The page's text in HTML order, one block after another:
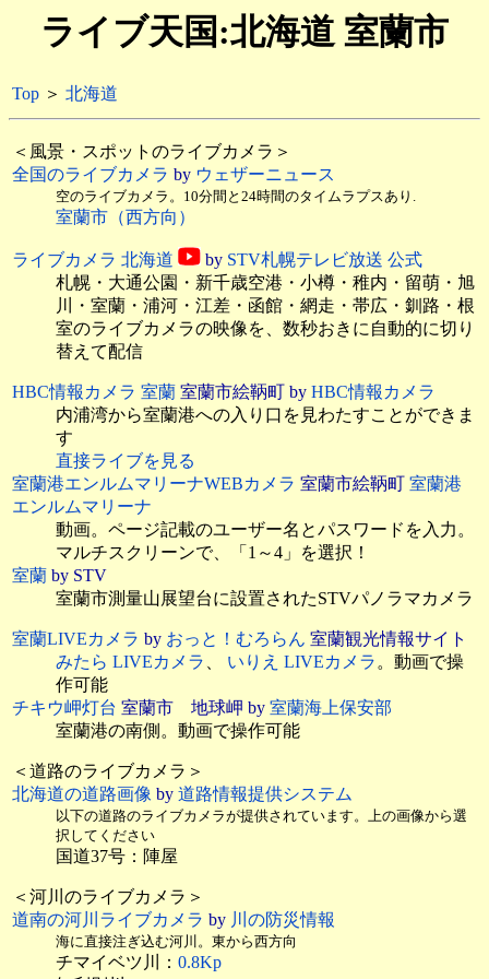
ライブ天国:北海道 室蘭市
Top ＞ 北海道
＜風景・スポットのライブカメラ＞
全国のライブカメラ by ウェザーニュース
空のライブカメラ。10分間と24時間のタイムラプスあり.
室蘭市（西方向）
ライブカメラ 北海道 by STV札幌テレビ放送 公式
札幌・大通公園・新千歳空港・小樽・稚内・留萌・旭
川・室蘭・浦河・江差・函館・網走・帯広・釧路・根
室のライブカメラの映像を、数秒おきに自動的に切り
替えて配信
HBC情報カメラ 室蘭 室蘭市絵鞆町 by HBC情報カメラ
内浦湾から室蘭港への入り口を見わたすことができま
す
直接ライブを見る
室蘭港エンルムマリーナWEBカメラ 室蘭市絵鞆町 室蘭港
エンルムマリーナ
動画。ページ記載のユーザー名とパスワードを入力。
マルチスクリーンで、「1～4」を選択！
室蘭 by STV
室蘭市測量山展望台に設置されたSTVパノラマカメラ
室蘭LIVEカメラ by おっと！むろらん 室蘭観光情報サイト
みたら LIVEカメラ 、 いりえ LIVEカメラ。動画で操
作可能
チキウ岬灯台 室蘭市 地球岬 by 室蘭海上保安部
室蘭港の南側。動画で操作可能
＜道路のライブカメラ＞
北海道の道路画像 by 道路情報提供システム
以下の道路のライブカメラが提供されています。上の画像から選
択してください
国道37号：陣屋
＜河川のライブカメラ＞
道南の河川ライブカメラ by 川の防災情報
海に直接注ぎ込む河川。東から西方向
チマイベツ川： 0.8Kp